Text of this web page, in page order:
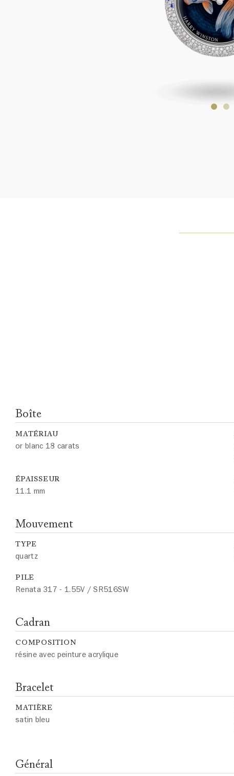
Boîte
MATÉRIAU
or blanc 18 carats
ÉPAISSEUR
11.1 mm
Mouvement
TYPE
quartz
PILE
Renata 317 - 1.55V / SR516SW
Cadran
COMPOSITION
résine avec peinture acrylique
Bracelet
MATIÈRE
satin bleu
Général